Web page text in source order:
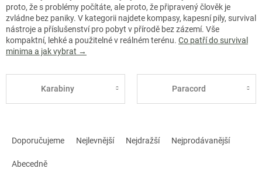
proto, že s problémy počítáte, ale proto, že připravený člověk je
zvládne bez paniky. V kategorii najdete kompasy, kapesní pily, survival
nástroje a příslušenství pro pobyt v přírodě bez zázemí. Vše
kompaktní, lehké a použitelné v reálném terénu. Co patří do survival
minima a jak vybrat →
Karabiny Paracord
Doporučujeme Nejlevnější Nejdražší Nejprodávanější
Abecedně